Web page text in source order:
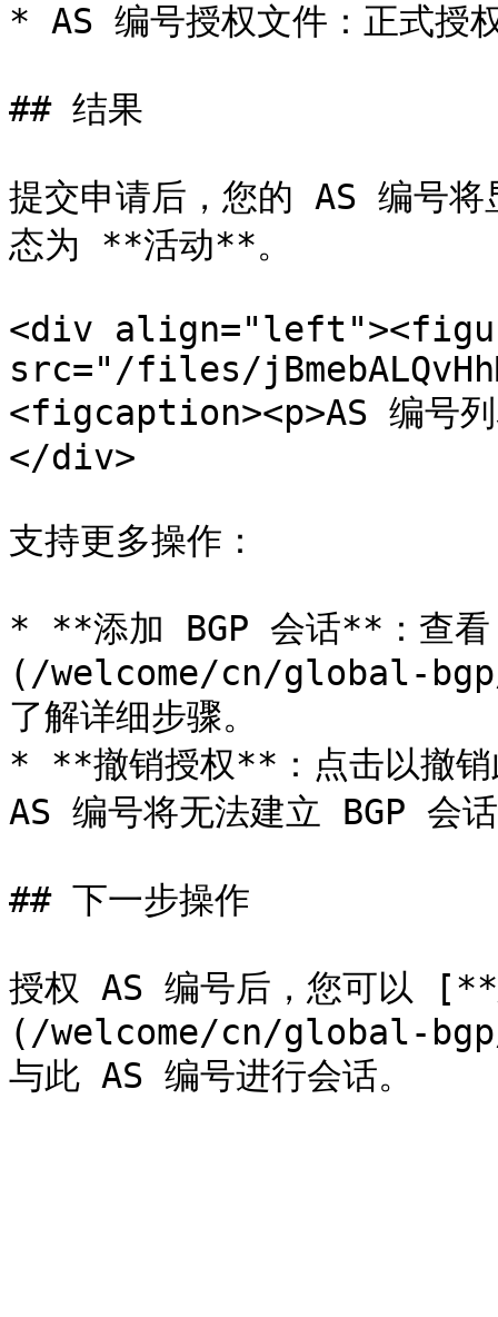
* AS 编号授权文件：正式授
## 结果
提交申请后，您的 AS 编号
态为 **活动**。
<div
src="/files/
<figcaption><p>AS 编
</div>
支持更多操作：
* **添加 BGP 会话**：查
(/welcome/cn/global-
了解详细步骤。
* **撤销授权**：点击以撤销
AS 编号将无法建立 BGP 会
## 下一步操作
授权 AS 编号后，您可以
(/welcome/cn/global-